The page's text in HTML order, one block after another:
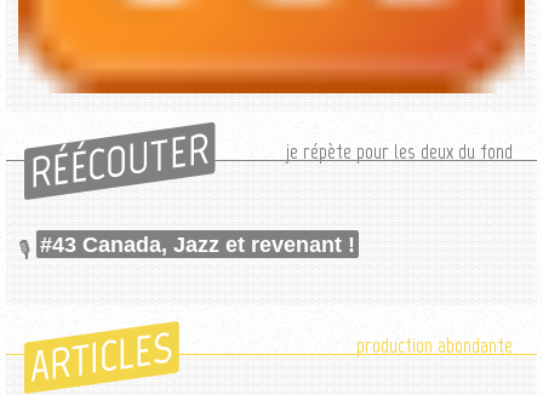
RÉÉCOUTER je répète pour les deux du fond
#43 Canada, Jazz et revenant !
ARTICLES production abondante